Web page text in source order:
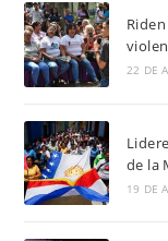
22 DE
de la
19 DE